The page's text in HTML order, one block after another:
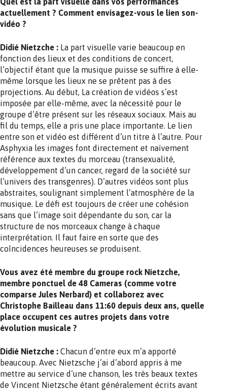
actuellement ? Comment envisagez-vous le lien son-
vidéo ?
Didié Nietzche : La part visuelle varie beaucoup en
fonction des lieux et des conditions de concert,
l’objectif étant que la musique puisse se suffire à elle-
même lorsque les lieux ne se prêtent pas à des
projections. Au début, La création de vidéos s’est
imposée par elle-même, avec la nécessité pour le
groupe d’être présent sur les réseaux sociaux. Mais au
fil du temps, elle a pris une place importante. Le lien
entre son et vidéo est différent d’un titre à l’autre. Pour
Asphyxia les images font directement et naïvement
référence aux textes du morceau (transexualité,
développement d’un cancer, regard de la société sur
l’univers des transgenres). D’autres vidéos sont plus
abstraites, soulignant simplement l’atmosphère de la
musique. Le défi est toujours de créer une cohésion
sans que l’image soit dépendante du son, car la
structure de nos morceaux change à chaque
interprétation. Il faut faire en sorte que des
coîncidences heureuses se produisent.
Vous avez été membre du groupe rock Nietzche,
membre ponctuel de 48 Cameras (comme votre
comparse Jules Nerbard) et collaborez avec
Christophe Bailleau dans 11:60 depuis deux ans, quelle
place occupent ces autres projets dans votre
évolution musicale ?
Didié Nietzche : Chacun d’entre eux m’a apporté
beaucoup. Avec Nietzsche j’ai d’abord appris à me
mettre au service d’une chanson, les très beaux textes
de Vincent Nietzsche étant généralement écrits avant